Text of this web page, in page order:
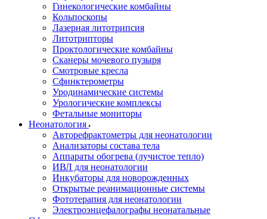
Гинекологические комбайны
Кольпоскопы
Лазерная литотрипсия
Литотрипторы
Проктологические комбайны
Сканеры мочевого пузыря
Смотровые кресла
Сфинктерометры
Уродинамические системы
Урологические комплексы
Фетальные мониторы
Неонатология
Авторефрактометры для неонатологии
Анализаторы состава тела
Аппараты обогрева (лучистое тепло)
ИВЛ для неонатологии
Инкубаторы для новорожденных
Открытые реанимационные системы
Фототерапия для неонатологии
Электроэнцефалографы неонатальные